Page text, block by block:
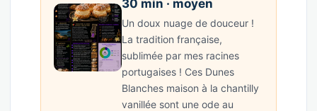
30 min · moyen
Un doux nuage de douceur !
La tradition française,
sublimée par mes racines
portugaises ! Ces Dunes
Blanches maison à la chantilly
vanillée sont une ode au